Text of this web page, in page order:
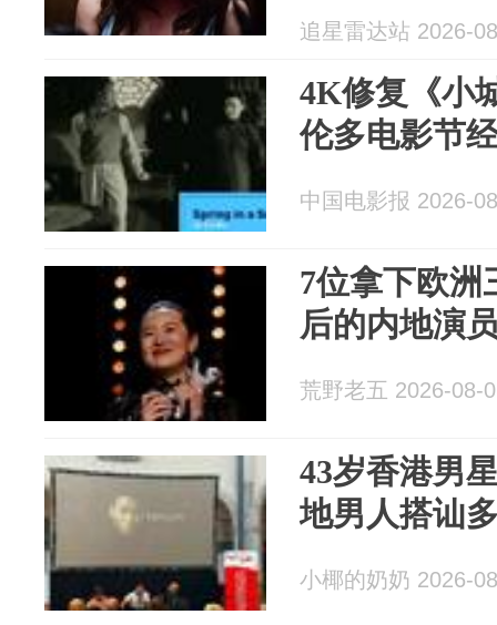
追星雷达站 2026-
4K修复《小
伦多电影节
中国电影报 2026-
7位拿下欧洲
后的内地演
荒野老五 2026-08-
43岁香港男
地男人搭讪
小椰的奶奶 2026-